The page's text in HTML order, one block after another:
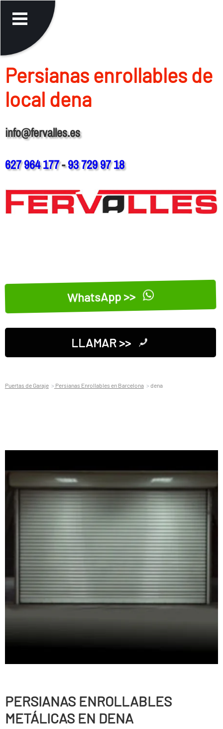
Persianas enrollables de
local dena
info@fervalles.es
627 964 177-93 729 97 18
WhatsApp >>
LLAMAR >>
Puertas de Garaje Persianas Enrollables en Barcelona dena
PERSIANAS ENROLLABLES
METÁLICAS EN DENA